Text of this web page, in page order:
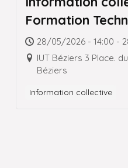
Formation
Supérieur (e)
Réseaux
28/05/2026 - 14:00 -
IUT Béziers 3 Place.
Béziers
Information collective